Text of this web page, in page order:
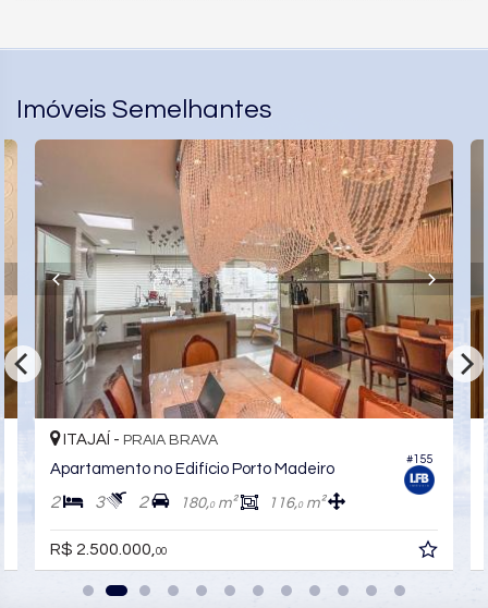
Imóveis Semelhantes
#155
ITAJAÍ - PRAIA BRAVA
Apartamento no Edifício Porto Madeiro
2 3 2 180,0m² 116,0m²
R$ 2.500.000, 00